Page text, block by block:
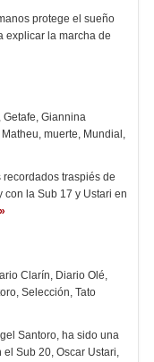
protege el sueño
explicar la marcha de
, Getafe, Giannina
Matheu, muerte, Mundial ,
traspiés de
la Sub 17 y Ustari en
Clarín, Diario Olé,
, Selección, Tato
Santoro, ha sido una
Sub 20, Oscar Ustari,